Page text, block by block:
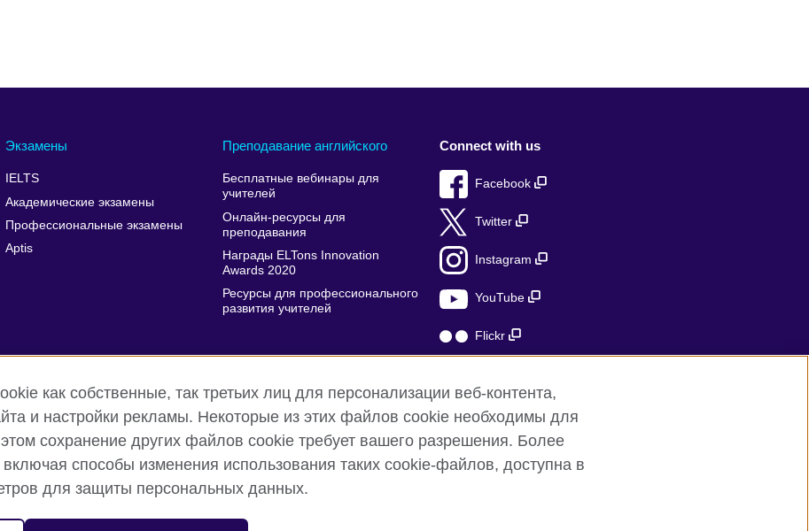
Экзамены
IELTS
Академические экзамены
Профессиональные экзамены
Aptis
Преподавание английского
Бесплатные вебинары для
учителей
Онлайн-ресурсы для
преподавания
Награды ELTons Innovation
Awards 2020
Ресурсы для профессионального
развития учителей
Connect with us
Facebook
Twitter
Instagram
YouTube
Flickr
and terms of use Cookies Карта сайта
как собственные, так третьих лиц для персонализации веб-контента,
и настройки рекламы. Некоторые из этих файлов cookie необходимы для
сохранение других файлов cookie требует вашего разрешения. Более
способы изменения использования таких cookie-файлов, доступна в
для защиты персональных данных.